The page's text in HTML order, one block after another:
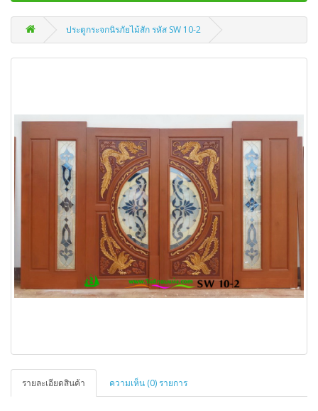
ประตูกระจกนิรภัยไม้สัก รหัส SW 10-2
รายละเอียดสินค้า ความเห็น (0) รายการ